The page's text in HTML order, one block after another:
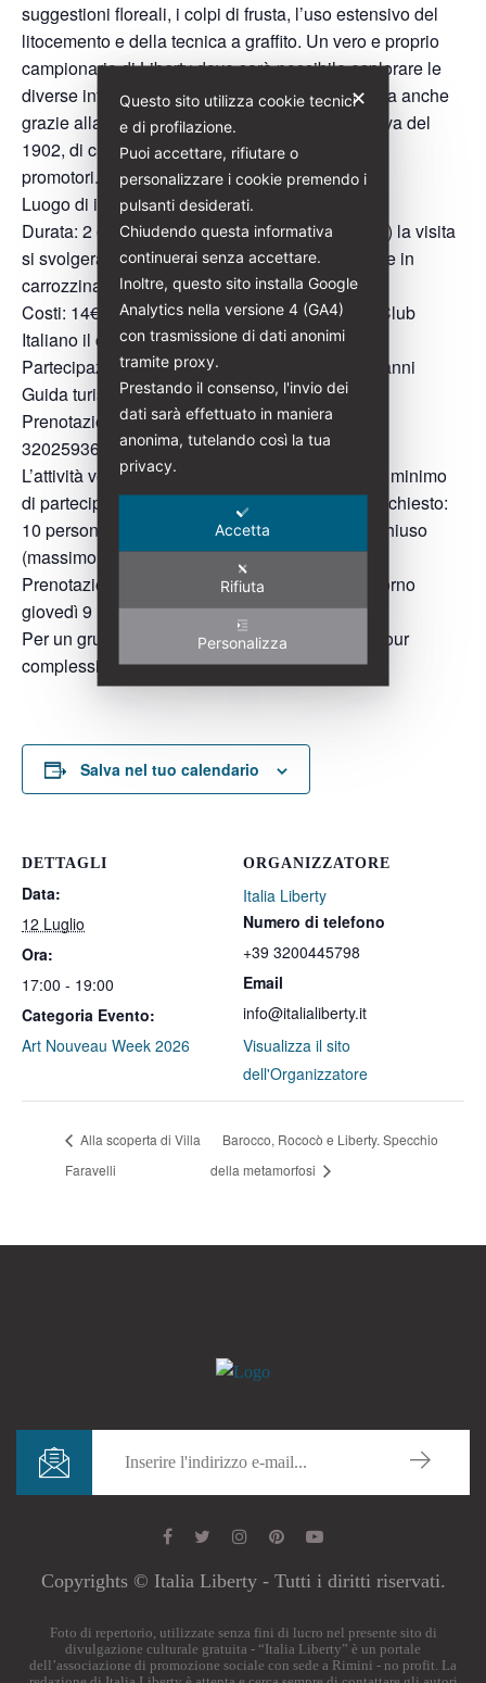
suggestioni floreali, i colpi di frusta, l’uso estensivo del
litocemento e della tecnica a graffito. Un vero e proprio
campionario di Liberty dove sarà possibile esplorare le
diverse influenze dell’arte nuova, arrivate in Italia anche
grazie alla grande Esposizione di Arte Decorativa del
1902, di cui Fenoglio e Velati Bellini furono tra i
promotori.
Luogo di incontro: Corso Francia 8
Durata: 2 ore circa (percorso facile, adatto a tutti) la visita
si svolgerà in esterno ed è accessibile a persone in
carrozzina
Costi: 14€ (Per i soci di Italia Liberty e Touring Club
Italiano il costo è di 12€)
Partecipazione gratuita per ragazzi/e sotto i 12 anni
Guida turistica abilitata: Daniela Re
Prenotazioni:danielare@italialiberty.it| (+39)
3202593653
L’attività verrà svolta se si raggiunge un quorum minimo
di partecipanti. Numero minimo di partecipanti richiesto:
10 persone (paganti). Visita guidata a numero chiuso
(massimo 25 persone)
Prenotazione obbligatoria entro e non oltre il giorno
giovedì 9 luglio 2026
Per un gruppo chiuso, precostituito il costo del tour
complessivo è di 170€
Salva nel tuo calendario
DETTAGLI
Data:
12 Luglio
Ora:
17:00 - 19:00
Categoria Evento:
Art Nouveau Week 2026
ORGANIZZATORE
Italia Liberty
Numero di telefono
+39 3200445798
Email
info@italialiberty.it
Visualizza il sito
dell'Organizzatore
Alla scoperta di Villa
Faravelli
Barocco, Rococò e Liberty. Specchio
della metamorfosi
Copyrights © Italia Liberty - Tutti i diritti riservati.
Foto di repertorio, utilizzate senza fini di lucro nel presente sito di
divulgazione culturale gratuita - “Italia Liberty” è un portale
dell’associazione di promozione sociale con sede a Rimini - no profit. La
✕
Questo sito utilizza cookie tecnici
e di profilazione.
Puoi accettare, rifiutare o
personalizzare i cookie premendo i
pulsanti desiderati.
Chiudendo questa informativa
continuerai senza accettare.
Inoltre, questo sito installa Google
Analytics nella versione 4 (GA4)
con trasmissione di dati anonimi
tramite proxy.
Prestando il consenso, l'invio dei
dati sarà effettuato in maniera
anonima, tutelando così la tua
privacy.
Accetta
Rifiuta
Personalizza